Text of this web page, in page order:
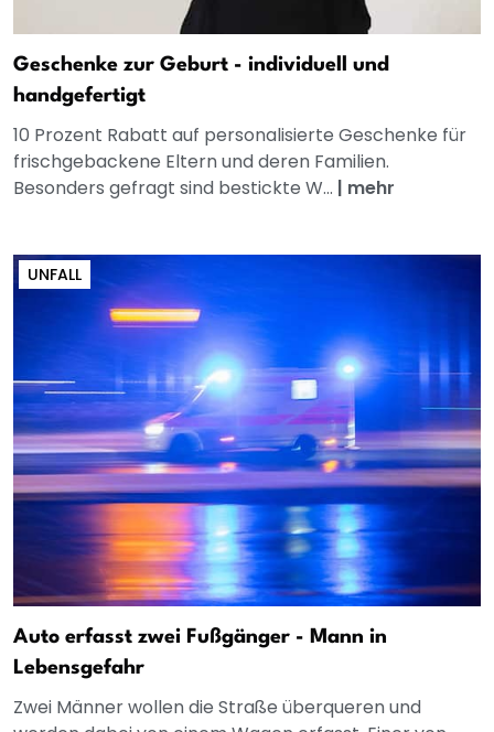
Geschenke zur Geburt - individuell und
handgefertigt
10 Prozent Rabatt auf personalisierte Geschenke für
frischgebackene Eltern und deren Familien.
Besonders gefragt sind bestickte W... | mehr
UNFALL
Auto erfasst zwei Fußgänger - Mann in
Lebensgefahr
Zwei Männer wollen die Straße überqueren und